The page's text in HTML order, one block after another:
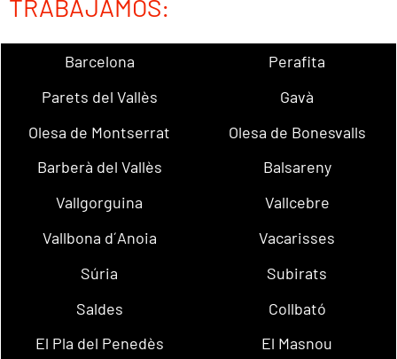
TRABAJAMOS:
Barcelona
Perafita
Parets del Vallès
Gavà
Olesa de Montserrat
Olesa de Bonesvalls
Barberà del Vallès
Balsareny
Vallgorguina
Vallcebre
Vallbona d´Anoia
Vacarisses
Súria
Subirats
Saldes
Collbató
El Pla del Penedès
El Masnou